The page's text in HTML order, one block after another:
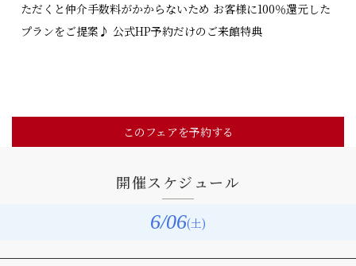
ただくと仲介手数料がかからないため お客様に100％還元した
プランをご提案♪ 公式HP予約だけのご来館特典
このフェアを予約する
開催スケジュール
6/06(土)